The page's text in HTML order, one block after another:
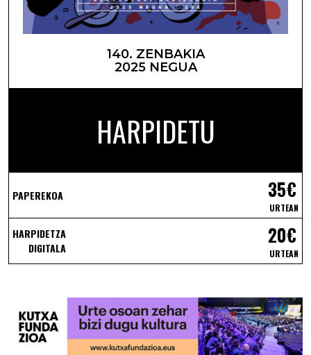
140. ZENBAKIA
2025 NEGUA
HARPIDETU
PAPEREKOA 35€
URTEAN
HARPIDETZA
DIGITALA
20€
URTEAN